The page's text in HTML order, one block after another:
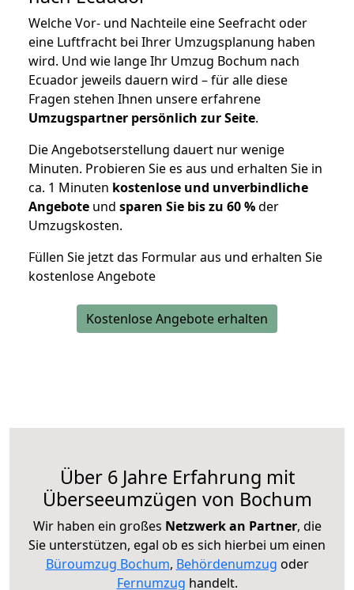
Welche Vor- und Nachteile eine Seefracht oder
eine Luftfracht bei Ihrer Umzugsplanung haben
wird. Und wie lange Ihr Umzug Bochum nach
Ecuador jeweils dauern wird – für alle diese
Fragen stehen Ihnen unsere erfahrene
Umzugspartner persönlich zur Seite.
Die Angebotserstellung dauert nur wenige
Minuten. Probieren Sie es aus und erhalten Sie in
ca. 1 Minuten kostenlose und unverbindliche
Angebote und sparen Sie bis zu 60 %der
Umzugskosten.
Füllen Sie jetzt das Formular aus und erhalten Sie
kostenlose Angebote
Kostenlose Angebote erhalten
Über 6 Jahre Erfahrung mit
Überseeumzügen von Bochum
Wir haben ein großes Netzwerk an Partner, die
Sie unterstützen, egal ob es sich hierbei um einen
Büroumzug Bochum, Behördenumzug oder
Fernumzug handelt.